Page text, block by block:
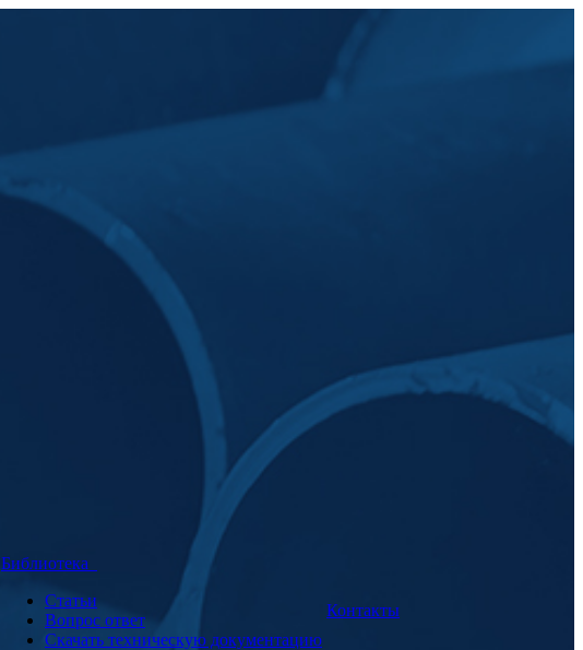
Библиотека
Статьи
Вопрос ответ
Скачать техническую документацию
Контакты